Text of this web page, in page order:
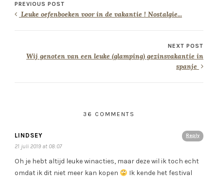
PREVIOUS POST
Leuke oefenboeken voor in de vakantie ! Nostalgie...
NEXT POST
Wij genoten van een leuke (glamping) gezinsvakantie in
spanje
36 COMMENTS
Reply
LINDSEY
21 juli 2019 at 08:07
Oh je hebt altijd leuke winacties, maar deze wil ik toch echt
omdat ik dit niet meer kan kopen
Ik kende het festival